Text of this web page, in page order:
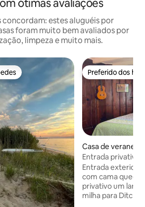
ótimas avaliações
concordam: estes aluguéis por
foram muito bem avaliados por
limpeza e muito mais.
Preferido dos
Preferido dos
Casa de veraneio
Entrada privativa
duplex em Lush
Entrada exterior
com cama queen
privativo um lance
milha para Ditch,